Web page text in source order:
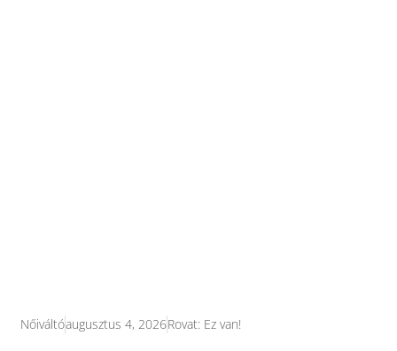
Nőiváltóaugusztus 4, 2026Rovat: Ez van!